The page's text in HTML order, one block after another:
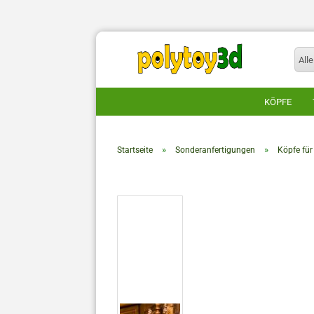
Alle
KÖPFE
Startseite » Sonderanfertigungen » Köpfe